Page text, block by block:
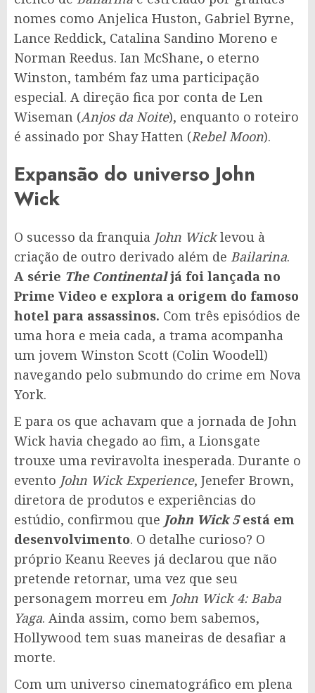
nomes como Anjelica Huston, Gabriel Byrne,
Lance Reddick, Catalina Sandino Moreno e
Norman Reedus. Ian McShane, o eterno
Winston, também faz uma participação
especial. A direção fica por conta de Len
Wiseman (Anjos da Noite), enquanto o roteiro
é assinado por Shay Hatten (Rebel Moon).
Expansão do universo John
Wick
O sucesso da franquia John Wicklevou à
criação de outro derivado além de Bailarina.
A série The Continentaljá foi lançada no
Prime Video e explora a origem do famoso
hotel para assassinos. Com três episódios de
uma hora e meia cada, a trama acompanha
um jovem Winston Scott (Colin Woodell)
navegando pelo submundo do crime em Nova
York.
E para os que achavam que a jornada de John
Wick havia chegado ao fim, a Lionsgate
trouxe uma reviravolta inesperada. Durante o
evento John Wick Experience, Jenefer Brown,
diretora de produtos e experiências do
estúdio, confirmou que John Wick 5está em
desenvolvimento. O detalhe curioso? O
próprio Keanu Reeves já declarou que não
pretende retornar, uma vez que seu
personagem morreu em John Wick 4: Baba
Yaga. Ainda assim, como bem sabemos,
Hollywood tem suas maneiras de desafiar a
morte.
Com um universo cinematográfico em plena